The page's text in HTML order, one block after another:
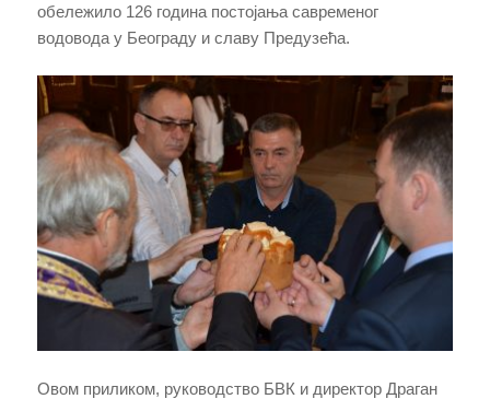
обележило 126 година постојања савременог
водовода у Београду и славу Предузећа.
Овом приликом, руководство БВК и директор Драган